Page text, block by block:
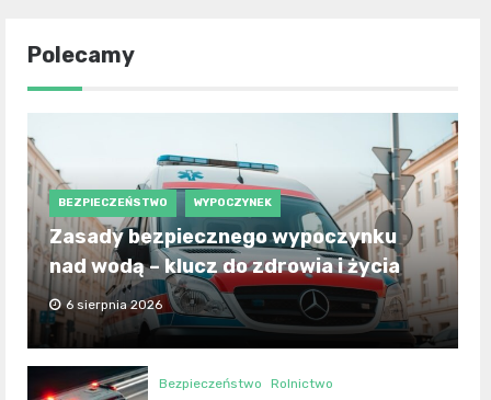
Polecamy
BEZPIECZEŃSTWO WYPOCZYNEK
Zasady bezpiecznego wypoczynku
nad wodą – klucz do zdrowia i życia
6 sierpnia 2026
Bezpieczeństwo Rolnictwo